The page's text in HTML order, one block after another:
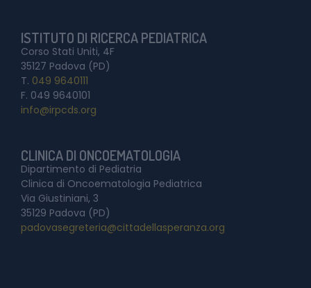
ISTITUTO DI RICERCA PEDIATRICA
Corso Stati Uniti, 4F
35127 Padova (PD)
T. 049 9640111
F. 049 9640101
info@irpcds.org
CLINICA DI ONCOEMATOLOGIA
Dipartimento di Pediatria
Clinica di Oncoematologia Pediatrica
Via Giustiniani, 3
35129 Padova (PD)
padovasegreteria@cittadellasperanza.org